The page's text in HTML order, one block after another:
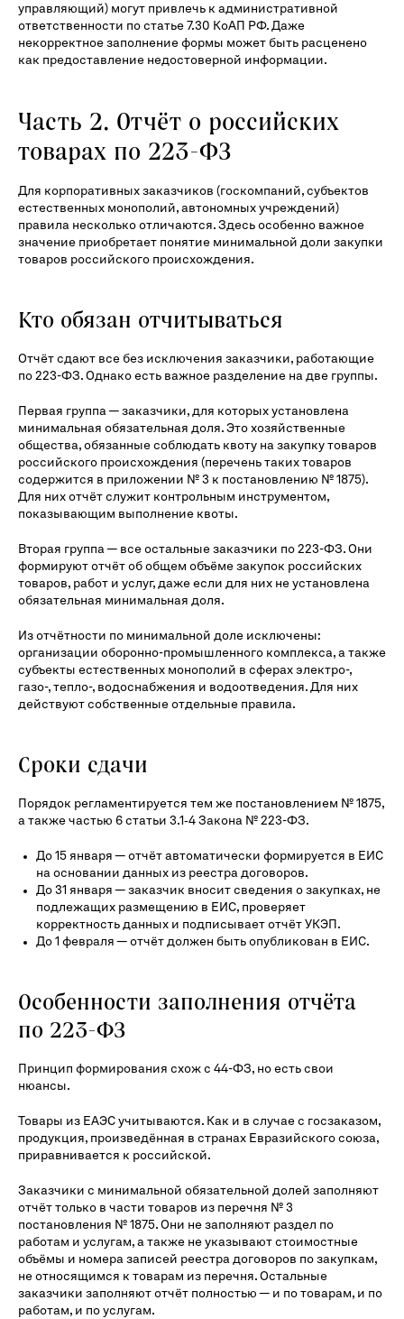
управляющий) могут привлечь к административной
ответственности по статье 7.30 КоАП РФ. Даже
некорректное заполнение формы может быть расценено
как предоставление недостоверной информации.
Часть 2. Отчёт о российских
товарах по 223-ФЗ
Для корпоративных заказчиков (госкомпаний, субъектов
естественных монополий, автономных учреждений)
правила несколько отличаются. Здесь особенно важное
значение приобретает понятие минимальной доли закупки
товаров российского происхождения.
Кто обязан отчитываться
Отчёт сдают все без исключения заказчики, работающие
по 223-ФЗ. Однако есть важное разделение на две группы.
Первая группа — заказчики, для которых установлена
минимальная обязательная доля. Это хозяйственные
общества, обязанные соблюдать квоту на закупку товаров
российского происхождения (перечень таких товаров
содержится в приложении № 3 к постановлению № 1875).
Для них отчёт служит контрольным инструментом,
показывающим выполнение квоты.
Вторая группа — все остальные заказчики по 223-ФЗ. Они
формируют отчёт об общем объёме закупок российских
товаров, работ и услуг, даже если для них не установлена
обязательная минимальная доля.
Из отчётности по минимальной доле исключены:
организации оборонно-промышленного комплекса, а также
субъекты естественных монополий в сферах электро-,
газо-, тепло-, водоснабжения и водоотведения. Для них
действуют собственные отдельные правила.
Сроки сдачи
Порядок регламентируется тем же постановлением № 1875,
а также частью 6 статьи 3.1‑4 Закона № 223-ФЗ.
До 15 января — отчёт автоматически формируется в ЕИС
на основании данных из реестра договоров.
До 31 января — заказчик вносит сведения о закупках, не
подлежащих размещению в ЕИС, проверяет
корректность данных и подписывает отчёт УКЭП.
До 1 февраля — отчёт должен быть опубликован в ЕИС.
Особенности заполнения отчёта
по 223-ФЗ
Принцип формирования схож с 44-ФЗ, но есть свои
нюансы.
Товары из ЕАЭС учитываются. Как и в случае с госзаказом,
продукция, произведённая в странах Евразийского союза,
приравнивается к российской.
Заказчики с минимальной обязательной долей заполняют
отчёт только в части товаров из перечня № 3
постановления № 1875. Они не заполняют раздел по
работам и услугам, а также не указывают стоимостные
объёмы и номера записей реестра договоров по закупкам,
не относящимся к товарам из перечня. Остальные
заказчики заполняют отчёт полностью — и по товарам, и по
работам, и по услугам.